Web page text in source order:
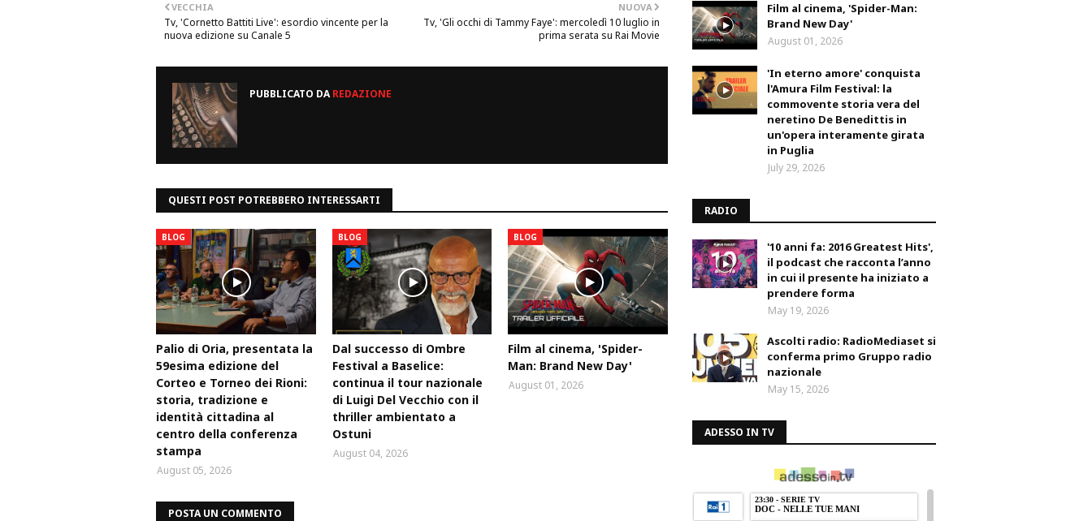
NUOVA
Tv, 'Gli occhi di Tammy Faye': mercoledì 10 luglio in
prima serata su Rai Movie
VECCHIA
Tv, 'Cornetto Battiti Live': esordio vincente per la
nuova edizione su Canale 5
PUBBLICATO DAREDAZIONE
QUESTI POST POTREBBERO INTERESSARTI
BLOG
Palio di Oria, presentata la
59esima edizione del
Corteo e Torneo dei Rioni:
storia, tradizione e
identità cittadina al
centro della conferenza
stampa
August 05, 2026
BLOG
Dal successo di Ombre
Festival a Baselice:
continua il tour nazionale
di Luigi Del Vecchio con il
thriller ambientato a
Ostuni
August 04, 2026
BLOG
Film al cinema, 'Spider-
Man: Brand New Day'
August 01, 2026
POSTA UN COMMENTO
Film al cinema, 'Spider-Man:
Brand New Day'
August 01, 2026
'In eterno amore' conquista
l'Amura Film Festival: la
commovente storia vera del
neretino De Benedittis in
un'opera interamente girata
in Puglia
July 29, 2026
RADIO
'10 anni fa: 2016 Greatest Hits',
il podcast che racconta l’anno
in cui il presente ha iniziato a
prendere forma
May 19, 2026
Ascolti radio: RadioMediaset si
conferma primo Gruppo radio
nazionale
May 15, 2026
ADESSO IN TV